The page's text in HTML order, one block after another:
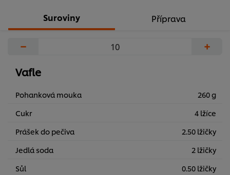
např. směs lesních plodů, broskve nebo třešně.
Suroviny Příprava
− +
Vafle
Pohanková mouka
260 g
Cukr
4 lžíce
Prášek do pečiva
2.50 lžičky
Jedlá soda
2 lžičky
Sůl
0.50 lžičky